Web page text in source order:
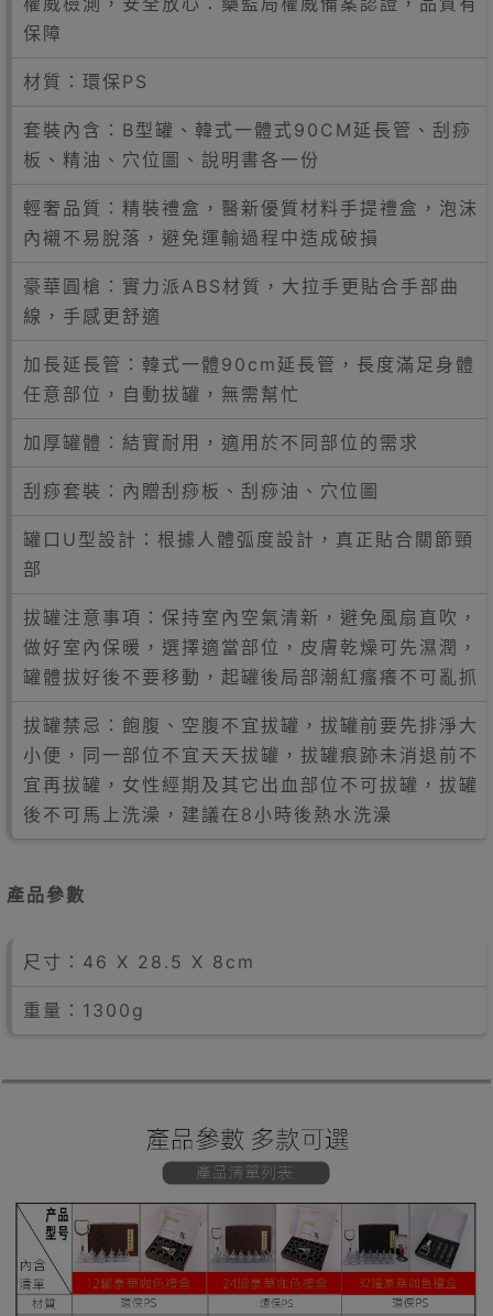
保障
材質：環保PS
套裝內含：B型罐、韓式一體式90CM延長管、刮痧
板、精油、穴位圖、說明書各一份
輕奢品質：精裝禮盒，醫新優質材料手提禮盒，泡沫
內襯不易脫落，避免運輸過程中造成破損
豪華圓槍：實力派ABS材質，大拉手更貼合手部曲
線，手感更舒適
加長延長管：韓式一體90cm延長管，長度滿足身體
任意部位，自動拔罐，無需幫忙
加厚罐體：結實耐用，適用於不同部位的需求
刮痧套裝：內贈刮痧板、刮痧油、穴位圖
罐口U型設計：根據人體弧度設計，真正貼合關節頸
部
拔罐注意事項：保持室內空氣清新，避免風扇直吹，
做好室內保暖，選擇適當部位，皮膚乾燥可先濕潤，
罐體拔好後不要移動，起罐後局部潮紅瘙癢不可亂抓
拔罐禁忌：飽腹、空腹不宜拔罐，拔罐前要先排淨大
小便，同一部位不宜天天拔罐，拔罐痕跡未消退前不
宜再拔罐，女性經期及其它出血部位不可拔罐，拔罐
後不可馬上洗澡，建議在8小時後熱水洗澡
產品參數
尺寸：46 X 28.5 X 8cm
重量：1300g